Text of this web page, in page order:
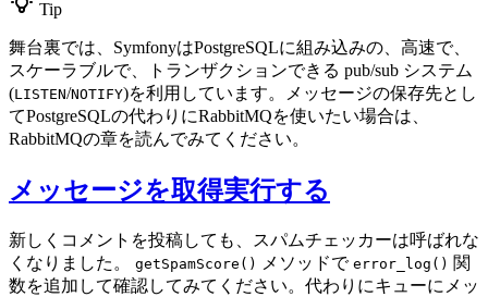
Tip
舞台裏では、SymfonyはPostgreSQLに組み込みの、高速で、
スケーラブルで、トランザクションできる pub/sub システム
(LISTEN/NOTIFY)を利用しています。メッセージの保存先とし
てPostgreSQLの代わりにRabbitMQを使いたい場合は、
RabbitMQの章を読んでみてください。
メッセージを取得実行する
新しくコメントを投稿しても、スパムチェッカーは呼ばれな
くなりました。 getSpamScore() メソッドで error_log() 関
数を追加して確認してみてください。代わりにキューにメッ